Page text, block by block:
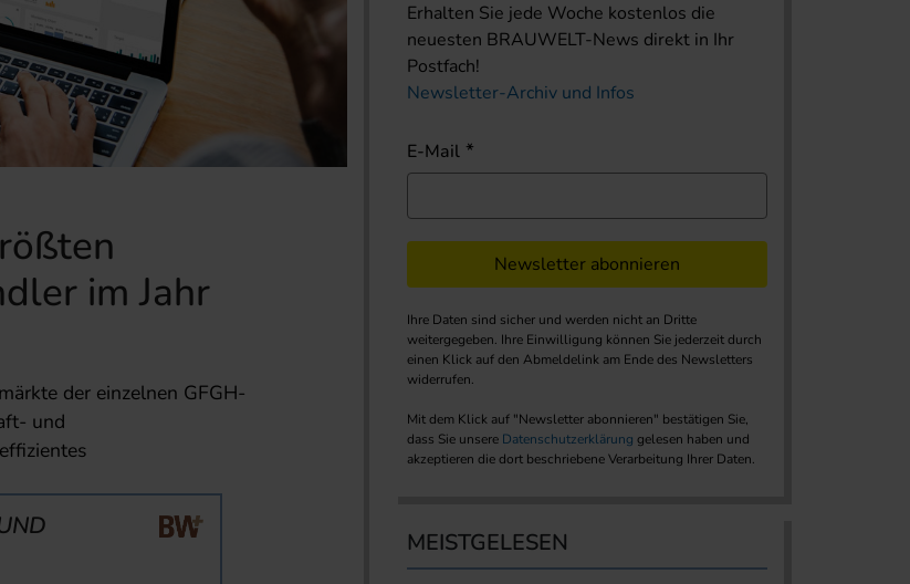
im Jahr
der einzelnen GFGH-
und
Erhalten Sie jede Woche kostenlos die
neuesten BRAUWELT-News direkt in Ihr
Postfach!
Newsletter-Archiv und Infos
E-Mail
Newsletter abonnieren
Ihre Daten sind sicher und werden nicht an Dritte
weitergegeben. Ihre Einwilligung können Sie jederzeit durch
einen Klick auf den Abmeldelink am Ende des Newsletters
widerrufen.
Mit dem Klick auf "Newsletter abonnieren" bestätigen Sie,
dass Sie unsere Datenschutzerklärung gelesen haben und
akzeptieren die dort beschriebene Verarbeitung Ihrer Daten.
MEISTGELESEN